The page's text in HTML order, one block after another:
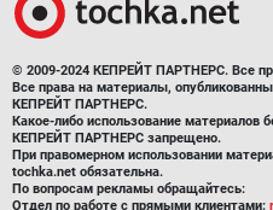
© 2009-2024 КЕПРЕЙТ ПАРТНЕРС. Все
Все права на материалы,
КЕПРЕЙТ ПАРТНЕРС.
Какое-либо использование материалов
КЕПРЕЙТ ПАРТНЕРС запрещено.
При правомерном использовании
tochka.net обязательна.
По вопросам рекламы обращайтесь:
Отдел по работе с прямыми клиентами: